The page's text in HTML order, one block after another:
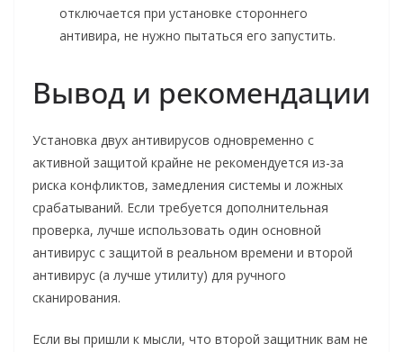
отключается при установке стороннего
антивира, не нужно пытаться его запустить.
Вывод и рекомендации
Установка двух антивирусов одновременно с
активной защитой крайне не рекомендуется из-за
риска конфликтов, замедления системы и ложных
срабатываний. Если требуется дополнительная
проверка, лучше использовать один основной
антивирус с защитой в реальном времени и второй
антивирус (а лучше утилиту) для ручного
сканирования.
Если вы пришли к мысли, что второй защитник вам не